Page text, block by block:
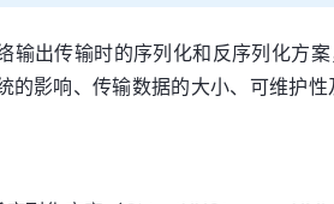
输出传输时的序列化和反序列化方
的影响、传输数据的大小、可维护